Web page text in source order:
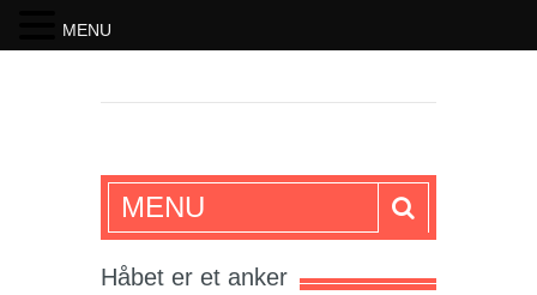
SKRIFTEN
MENU
Håbet er et anker
MENU